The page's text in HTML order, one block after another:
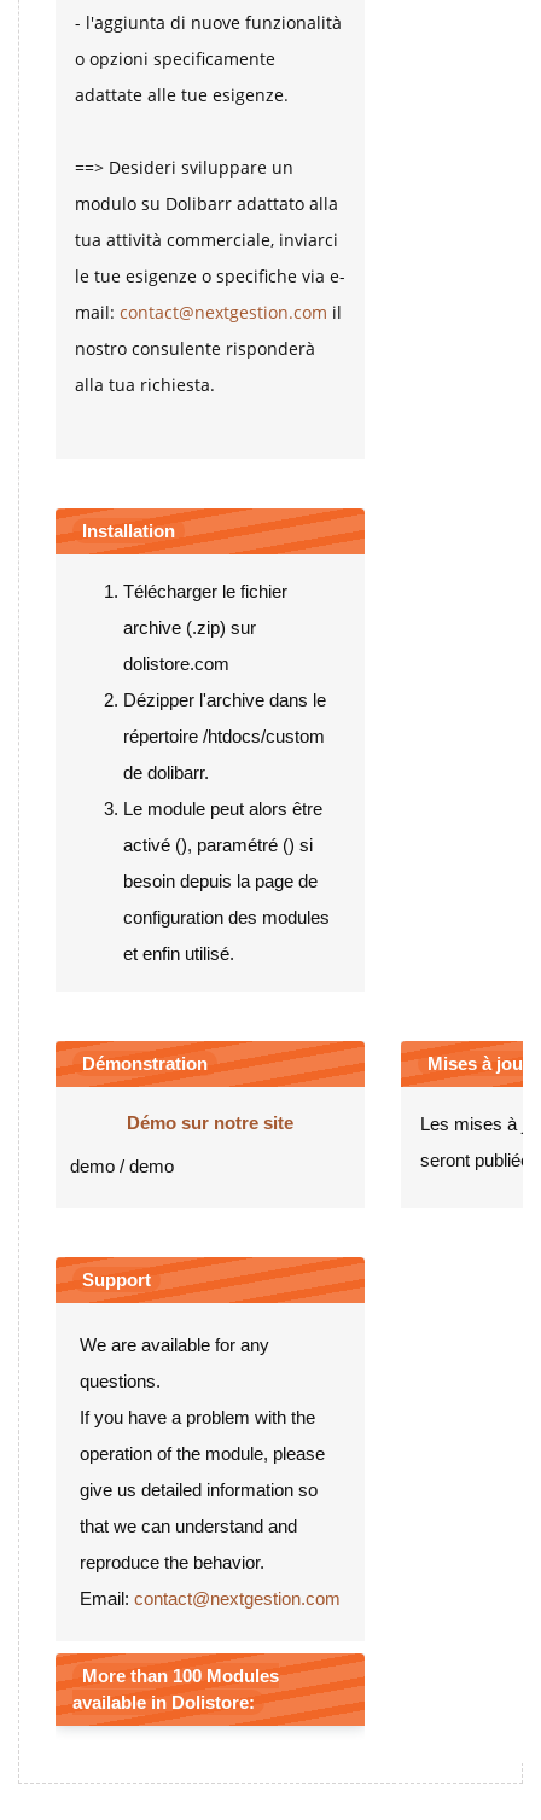
- l'aggiunta di nuove funzionalità
o opzioni specificamente
adattate alle tue esigenze.
==> Desideri sviluppare un
modulo su Dolibarr adattato alla
tua attività commerciale, inviarci
le tue esigenze o specifiche via e-
mail: contact@nextgestion.com il
nostro consulente risponderà
alla tua richiesta.
Installation
Télécharger le fichier
archive (.zip) sur
dolistore.com
Dézipper l'archive dans le
répertoire /htdocs/custom
de dolibarr.
Le module peut alors être
activé (), paramétré () si
besoin depuis la page de
configuration des modules
et enfin utilisé.
Démonstration
Démo sur notre site
demo / demo
Mises à jour
Les mises à
seront
Support
We are available for any
questions.
If you have a problem with the
operation of the module, please
give us detailed information so
that we can understand and
reproduce the behavior.
Email: contact@nextgestion.com
More than 100 Modules
available in Dolistore: